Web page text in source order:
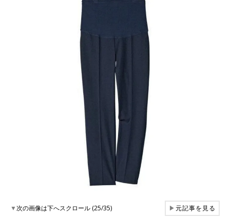
▼次の画像は下へスクロール (25/35) ▶元記事を見る